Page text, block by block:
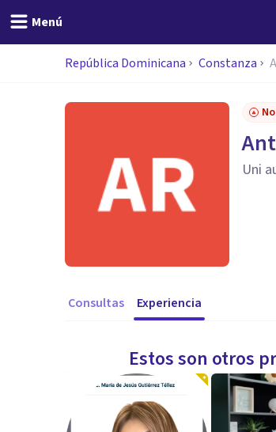
Menú
República Dominicana Constanza
Uni
Consultas Experiencia
Estos son otros